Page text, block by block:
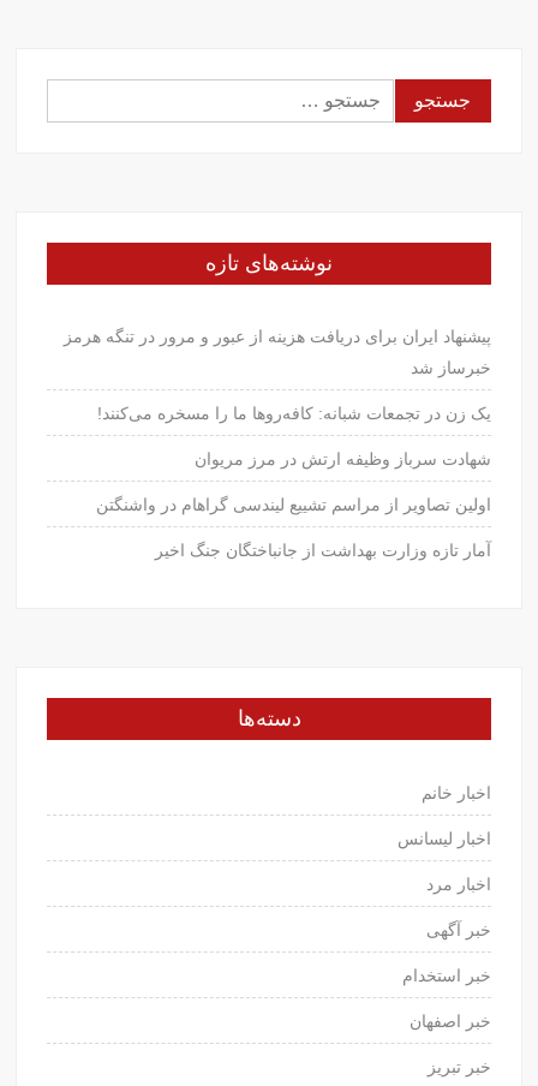
جستجو
برای:
نوشته‌های تازه
پیشنهاد ایران برای دریافت هزینه از عبور و مرور در تنگه هرمز
خبرساز شد
یک زن در تجمعات شبانه: کافه‌روها ما را مسخره می‌کنند!
شهادت سرباز وظیفه ارتش در مرز مریوان
اولین تصاویر از مراسم تشییع لیندسی گراهام در واشنگتن
آمار تازه وزارت بهداشت از جانباختگان جنگ اخیر
دسته‌ها
اخبار خانم
اخبار لیسانس
اخبار مرد
خبر آگهی
خبر استخدام
خبر اصفهان
خبر تبریز